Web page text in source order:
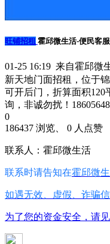
旺铺招租 霍邱微生活-便民客
01-25 16:19 来自霍邱微
新天地门面招租，位于
可开后门，折算面积120
询，非诚勿扰！
0
186437 浏览、 0 人点赞
联系人：霍邱微生活
联系时请告知在霍邱微
如遇无效、虚假、诈骗
为了您的资金安全，请